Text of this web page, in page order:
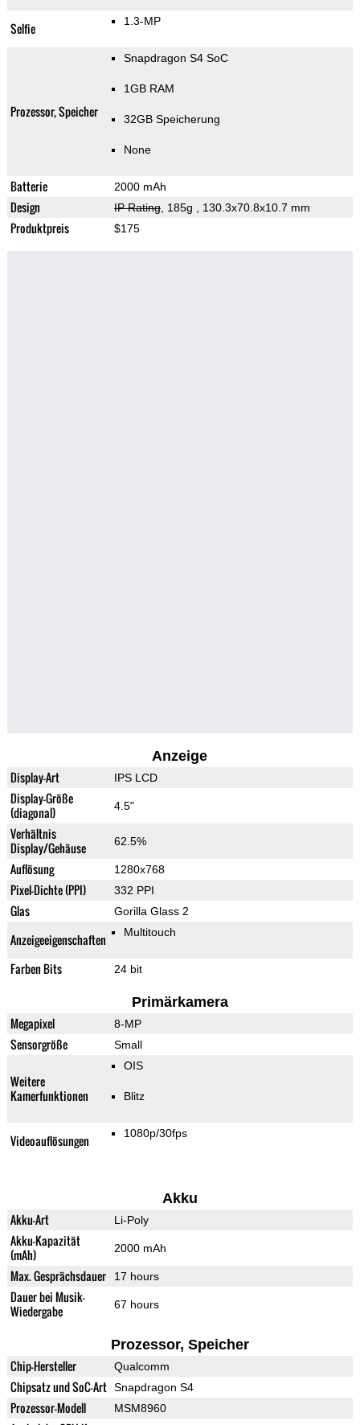
Selfie 1.3-MP
Prozessor, Speicher
Snapdragon S4 SoC
1GB RAM
32GB Speicherung
None
Batterie 2000 mAh
Design IP Rating, 185g , 130.3x70.8x10.7 mm
Produktpreis $175
Anzeige
Display-Art IPS LCD
Display-Größe
(diagonal)
4.5"
Verhältnis
Display/Gehäuse
62.5%
Auflösung 1280x768
Pixel-Dichte (PPI) 332 PPI
Glas Gorilla Glass 2
Anzeigeeigenschaften Multitouch
Farben Bits 24 bit
Primärkamera
Megapixel 8-MP
Sensorgröße Small
Weitere
Kamerfunktionen
OIS
Blitz
Videoauflösungen 1080p/30fps
Akku
Akku-Art Li-Poly
Akku-Kapazität
(mAh)
2000 mAh
Max. Gesprächsdauer 17 hours
Dauer bei Musik-
Wiedergabe
67 hours
Prozessor, Speicher
Chip-Hersteller Qualcomm
Chipsatz und SoC-Art Snapdragon S4
Prozessor-Modell MSM8960